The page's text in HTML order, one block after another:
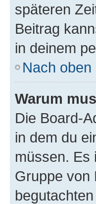
späteren
Beitrag
in deinem
Nach oben
Warum
Die Board-
in dem du
müssen. Es
Gruppe von